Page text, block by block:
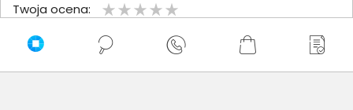
Twoja ocena:
Twoje imię